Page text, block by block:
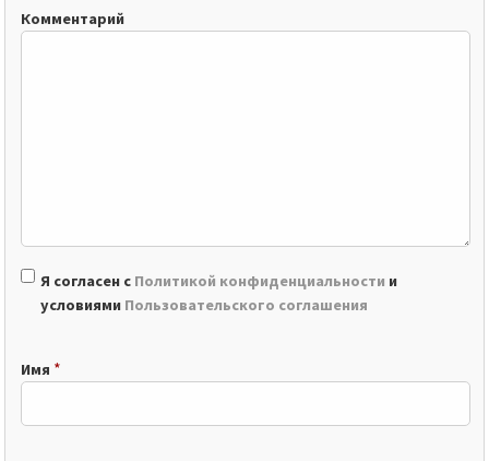
Комментарий
Я согласен с Политикой конфиденциальности и
условиями Пользовательского соглашения
Имя *